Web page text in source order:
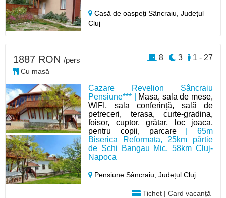
Casă de oaspeți Sâncraiu,Județul
Cluj
Cazare Revelion Sâncraiu
Pensiune*** |
Masa, sala de mese,
WIFI, sala conferință, sală de
petreceri, terasa, curte-gradina,
foisor, cuptor, grătar, loc joaca,
pentru copii, parcare| 65m
Biserica Reformata, 25km pârtie
de Schi Bangau Mic, 58km Cluj-
Napoca
Pensiune Sâncraiu,Județul Cluj
Tichet | Card vacanță
1887 RON /pers
Cu masă
1 - 27
3
8